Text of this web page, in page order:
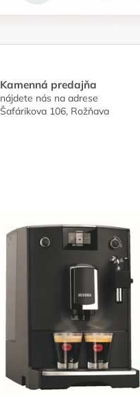
Kamenná predajňa
nájdete nás na adrese
Šafárikova 106, Rožňava